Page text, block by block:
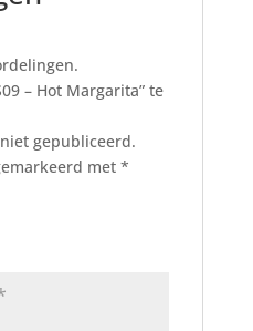
– Hot Margarita” te
gepubliceerd.
met *